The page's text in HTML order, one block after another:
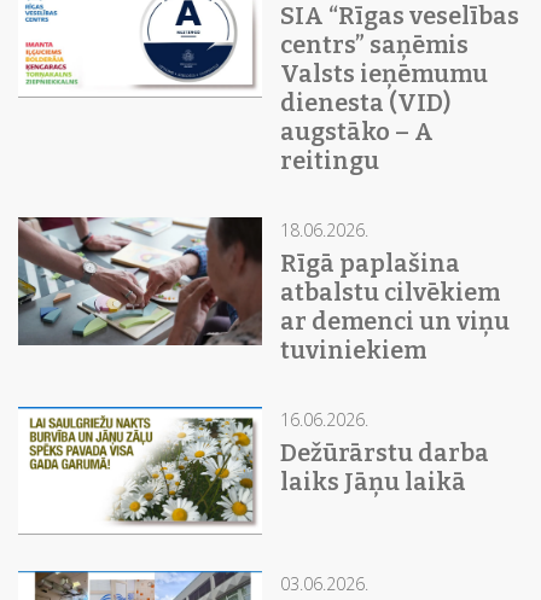
SIA “Rīgas veselības
centrs” saņēmis
Valsts ieņēmumu
dienesta (VID)
augstāko – A
reitingu
18.06.2026.
Rīgā paplašina
atbalstu cilvēkiem
ar demenci un viņu
tuviniekiem
16.06.2026.
Dežūrārstu darba
laiks Jāņu laikā
03.06.2026.